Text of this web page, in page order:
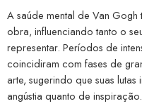
A saúde mental de Van
obra, influenciando tanto o
representar. Períodos de
coincidiram com fases de
arte, sugerindo que suas
angústia quanto de inspiração.